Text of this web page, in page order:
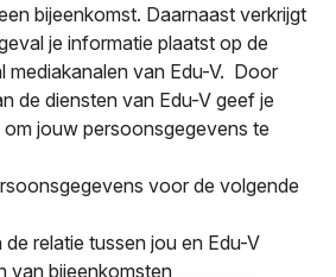
bijeenkomst. Daarnaast verkrijgt
je informatie plaatst op de
van Edu-V. Door
de diensten van Edu-V geef je
jouw persoonsgegevens te
voor de volgende
relatie tussen jou en Edu-V
van bijeenkomsten